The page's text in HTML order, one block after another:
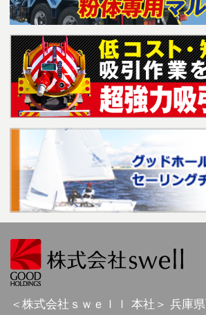
＜株式会社ｓｗｅｌｌ 本社＞ 兵庫県